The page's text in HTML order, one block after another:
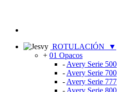
ROTULACIÓN
▼
+ 01 Opacos
- Avery Serie 500
- Avery Serie 700
- Avery Serie 777
- Avery Serie 800